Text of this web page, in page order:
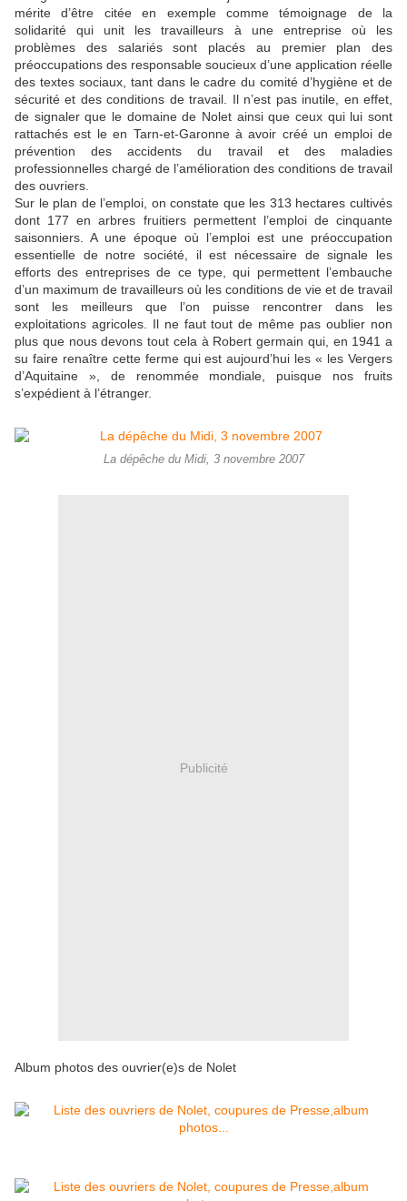
mérite d’être citée en exemple comme témoignage de la
solidarité qui unit les travailleurs à une entreprise où les
problèmes des salariés sont placés au premier plan des
préoccupations des responsable soucieux d’une application réelle
des textes sociaux, tant dans le cadre du comité d’hygiène et de
sécurité et des conditions de travail. Il n’est pas inutile, en effet,
de signaler que le domaine de Nolet ainsi que ceux qui lui sont
rattachés est le en Tarn-et-Garonne à avoir créé un emploi de
prévention des accidents du travail et des maladies
professionnelles chargé de l’amélioration des conditions de travail
des ouvriers.
Sur le plan de l’emploi, on constate que les 313 hectares cultivés
dont 177 en arbres fruitiers permettent l’emploi de cinquante
saisonniers. A une époque où l’emploi est une préoccupation
essentielle de notre société, il est nécessaire de signale les
efforts des entreprises de ce type, qui permettent l’embauche
d’un maximum de travailleurs où les conditions de vie et de travail
sont les meilleurs que l’on puisse rencontrer dans les
exploitations agricoles. Il ne faut tout de même pas oublier non
plus que nous devons tout cela à Robert germain qui, en 1941 a
su faire renaître cette ferme qui est aujourd’hui les « les Vergers
d’Aquitaine », de renommée mondiale, puisque nos fruits
s’expédient à l’étranger.
La dépêche du Midi, 3 novembre 2007
Publicité
Album photos des ouvrier(e)s de Nolet